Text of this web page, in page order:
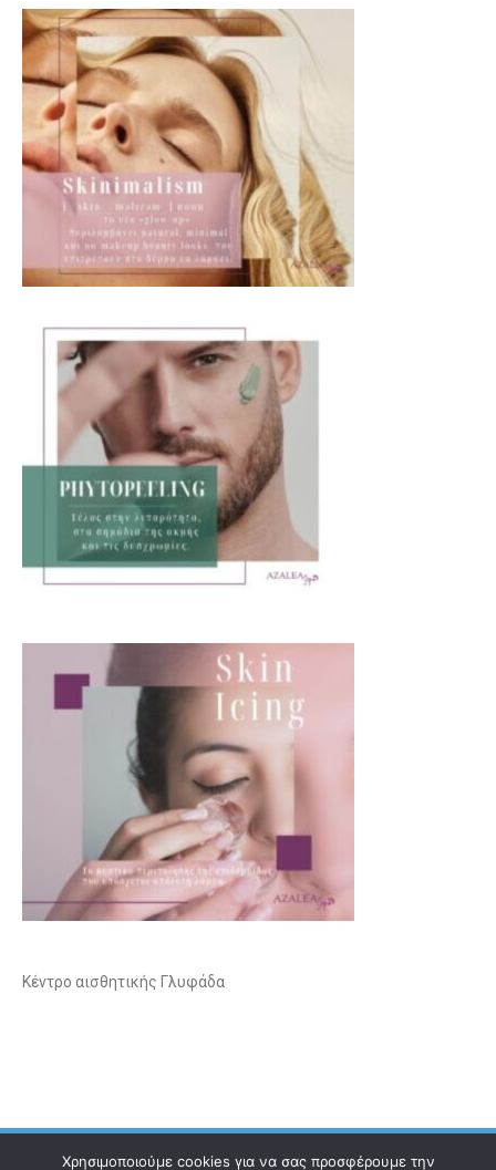
Κέντρο αισθητικής Γλυφάδα
Χρησιμοποιούμε cookies για να σας προσφέρουμε την